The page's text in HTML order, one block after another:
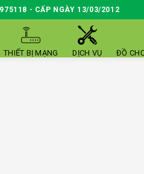
- CẤP NGÀY 13/03/2012
THIẾT BỊ MẠNG DỊCH VỤ ĐỒ